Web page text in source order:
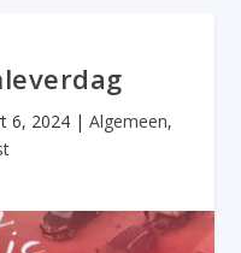
6, 2024| Algemeen,